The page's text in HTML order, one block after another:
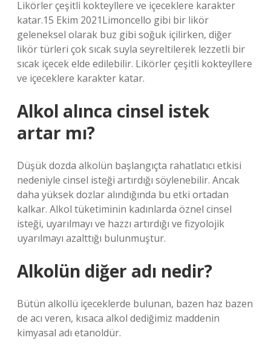
Likörler çeşitli kokteyllere ve içeceklere karakter
katar.15 Ekim 2021Limoncello gibi bir likör
geleneksel olarak buz gibi soğuk içilirken, diğer
likör türleri çok sıcak suyla seyreltilerek lezzetli bir
sıcak içecek elde edilebilir. Likörler çeşitli kokteyllere
ve içeceklere karakter katar.
Alkol alınca cinsel istek
artar mı?
Düşük dozda alkolün başlangıçta rahatlatıcı etkisi
nedeniyle cinsel isteği artırdığı söylenebilir. Ancak
daha yüksek dozlar alındığında bu etki ortadan
kalkar. Alkol tüketiminin kadınlarda öznel cinsel
isteği, uyarılmayı ve hazzı artırdığı ve fizyolojik
uyarılmayı azalttığı bulunmuştur.
Alkolün diğer adı nedir?
Bütün alkollü içeceklerde bulunan, bazen haz bazen
de acı veren, kısaca alkol dediğimiz maddenin
kimyasal adı etanoldür.